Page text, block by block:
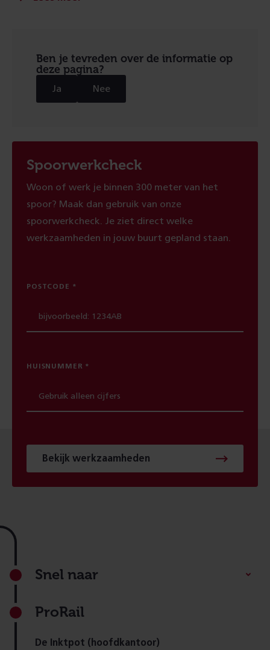
Ben je tevreden over de informatie op
deze pagina?
Ja Nee
Spoorwerkcheck
Woon of werk je binnen 300 meter van het
spoor? Maak dan gebruik van onze
spoorwerkcheck. Je ziet direct welke
werkzaamheden in jouw buurt gepland staan.
POSTCODE
HUISNUMMER
Bekijk werkzaamheden
Footer
Snel naar
ProRail
De Inktpot (hoofdkantoor)